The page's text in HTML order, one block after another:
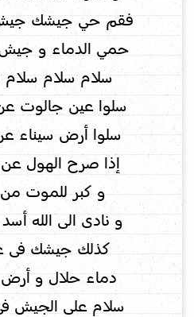
فقم حي جيشك
حمي الدماء و جيش
سلام سلام سلام
سلوا عين جالوت
سلوا أرض سيناء
إذا صرح الهول
و كبر للموت من
و نادى الى الله
كذلك جيشك فى
دماء حلال و
سلام على الجيش